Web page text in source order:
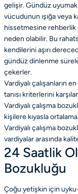
gelişir. Gündüz
vücudunun ışığa veya
hissetmesine rehberlik
neden olabilir. Bu
kendilerini aşırı
gündüz dinlenme
çekerler.
Vardiyalı çalışanların
tanısı kriterlerini
Vardiyalı çalışma
kişilere kıyasla
Vardiyalı çalışma
vardiyalar arasında
24 Saatlik
Bozukluğu
Çoğu yetişkin için